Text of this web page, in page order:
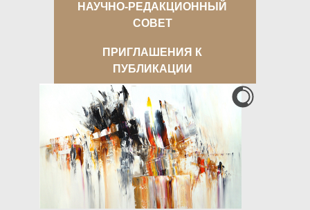
НАУЧНО-РЕДАКЦИОННЫЙ
СОВЕТ
ПРИГЛАШЕНИЯ К
ПУБЛИКАЦИИ